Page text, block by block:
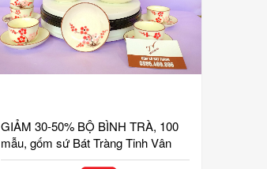
GIẢM 30-50% BỘ BÌNH TRÀ, 100
mẫu, gốm sứ Bát Tràng Tinh Vân